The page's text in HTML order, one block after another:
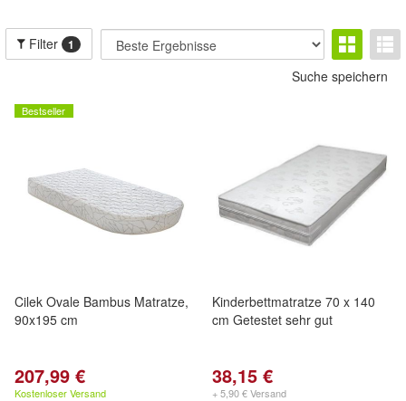
Filter 1
Suche speichern
Bestseller
Cilek Ovale Bambus Matratze,
90x195 cm
207,99 €
Kostenloser Versand
Kinderbettmatratze 70 x 140
cm Getestet sehr gut
38,15 €
+ 5,90 € Versand